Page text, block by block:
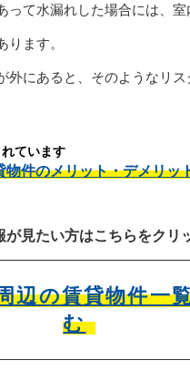
って水漏れした場合には、室
ります。
外にあると、そのようなリ
ています
物件のメリット・デメリッ
が見たい方はこちらをクリ
辺の賃貸物件一
む